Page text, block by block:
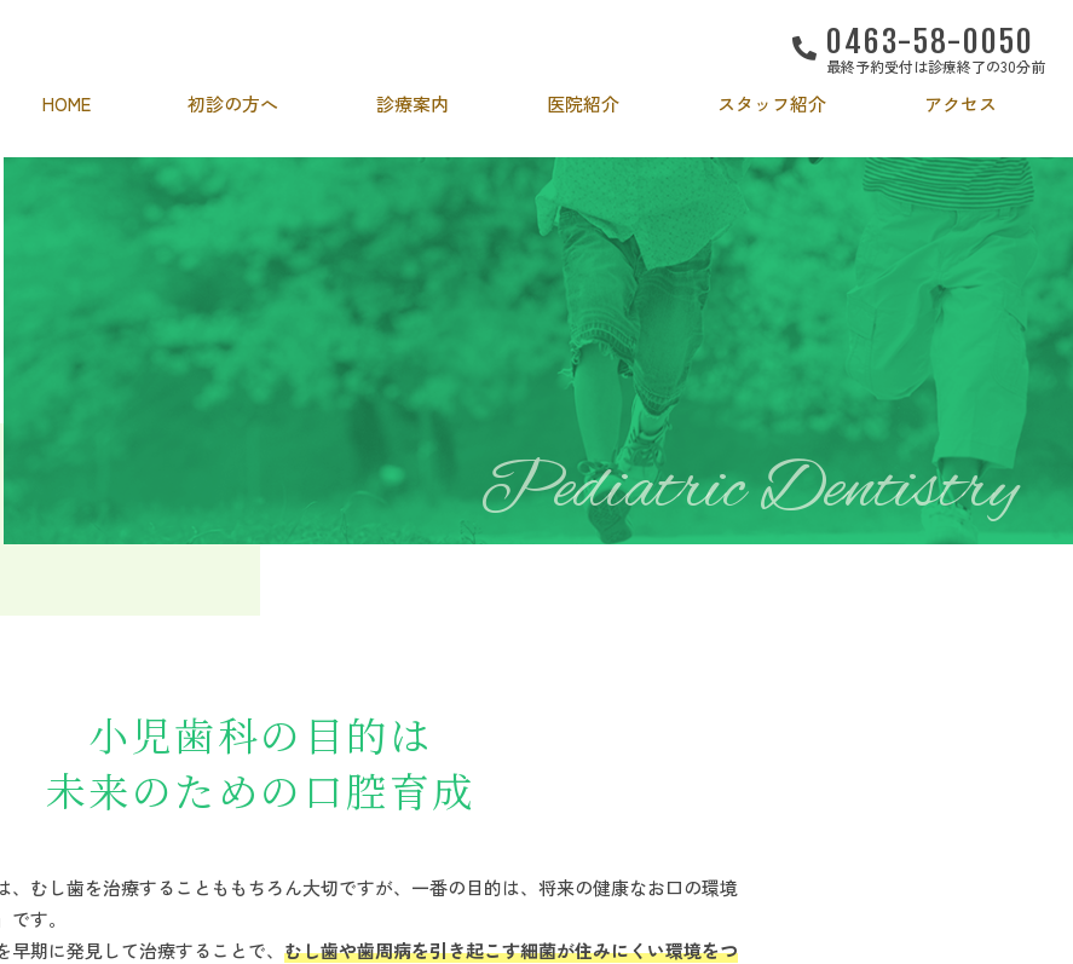
0463-58-0050
最終予約受付は診療終了の30分前
HOME 初診の方へ
診療案内
むし歯治療
精密根管治療 歯周病治療 小児歯科 予防歯科 矯正歯科 入れ歯・インプラント 歯科口腔外科
医院紹介 スタッフ紹介 アクセス
Pediatric Dentistry
小児歯科の目的は
未来のための口腔育成
、むし歯を治療することももちろん大切ですが、一番の目的は、将来の健康なお口の環境
す。
期に発見して治療することで、 むし歯や歯周病を引き起こす細菌が住みにくい環境をつ